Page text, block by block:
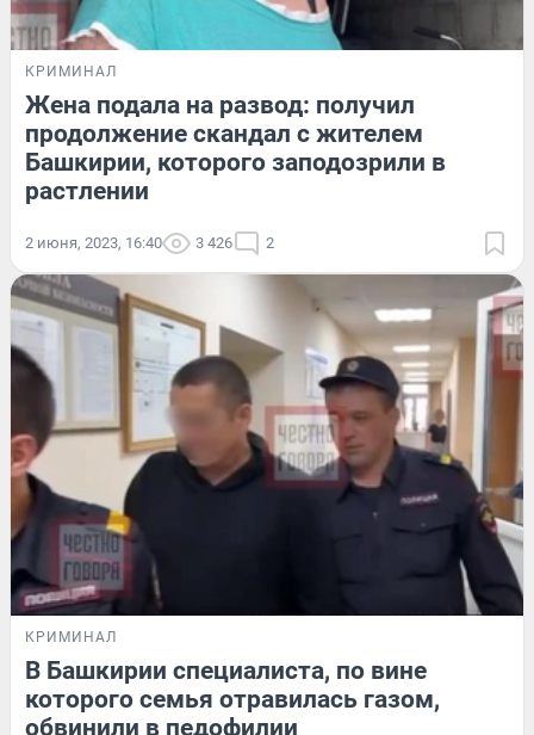
КРИМИНАЛ
Жена подала на развод: получил
продолжение скандал с жителем
Башкирии, которого заподозрили в
растлении
2 июня, 2023, 16:40 3 426 2
КРИМИНАЛ
В Башкирии специалиста, по вине
которого семья отравилась газом,
обвинили в педофилии